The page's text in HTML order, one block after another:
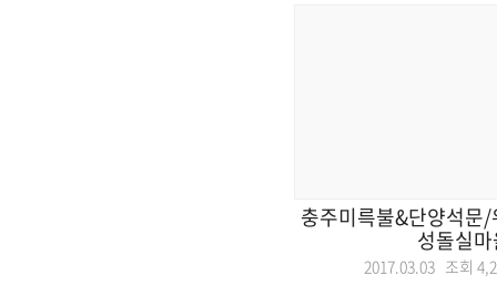
충주미륵불&단양석문
성돌실
2017.03.03 조회